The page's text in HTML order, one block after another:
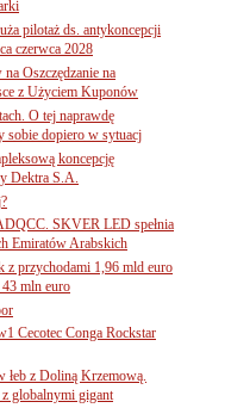
pilotaż ds. antykoncepcji
czerwca 2028
Oszczędzanie na
z Użyciem Kuponów
O tej naprawdę
sobie dopiero w sytuacj
koncepcję
Dektra S.A.
SKVER LED spełnia
Emiratów Arabskich
z przychodami 1,96 mld euro
mln euro
Cecotec Conga Rockstar
łeb z Doliną Krzemową.
globalnymi gigant